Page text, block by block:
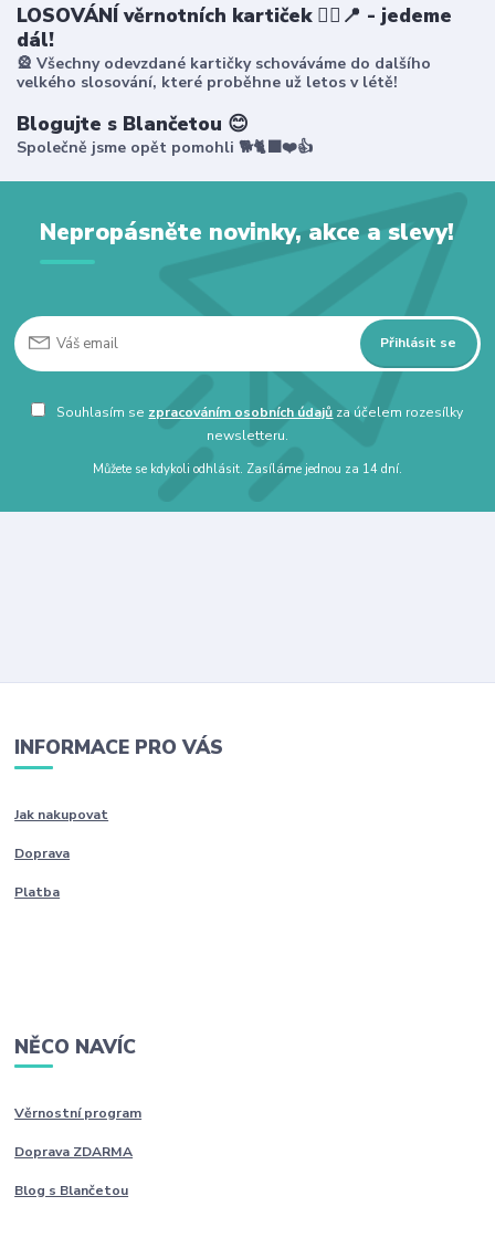
LOSOVÁNÍ věrnotních kartiček 🤸‍♀️📍 - jedeme
dál!
🎡 Všechny odevzdané kartičky schováváme do dalšího
velkého slosování, které proběhne už letos v létě!
Blogujte s Blančetou 😊
Společně jsme opět pomohli 🐕🐈‍⬛❤️👍
Nepropásněte novinky, akce a slevy!
Přihlásit se
Souhlasím se zpracováním osobních údajů za účelem rozesílky
newsletteru.
Můžete se kdykoli odhlásit. Zasíláme jednou za 14 dní.
INFORMACE PRO VÁS
Jak nakupovat
Doprava
Platba
NĚCO NAVÍC
Věrnostní program
Doprava ZDARMA
Blog s Blančetou